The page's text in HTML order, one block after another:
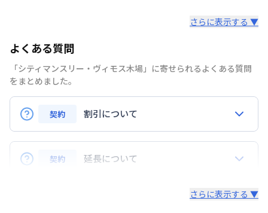
禁煙・喫煙
駐車場
さらに表示する ▼
よくある質問
「シティマンスリー・ヴィモス木場」に寄せられるよくある質問
をまとめました。
契約 割引について
Q.リピーターの場合、割引はありますか？
A.はい、ございます。リピーターのお客様にはリピー
ター特典といたしまして、毎月の賃料から3,000円割
契約 延長について
さらに表示する ▼